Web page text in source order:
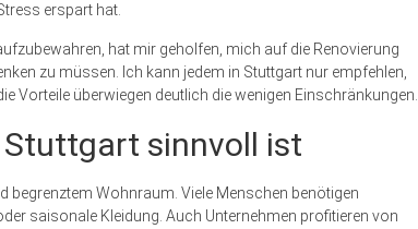
erspart hat.
hat mir geholfen, mich auf die Renovierung
zu müssen. Ich kann jedem in Stuttgart nur empfehlen,
Vorteile überwiegen deutlich die wenigen Einschränkungen.
sinnvoll ist
begrenztem Wohnraum. Viele Menschen benötigen
saisonale Kleidung. Auch Unternehmen profitieren von